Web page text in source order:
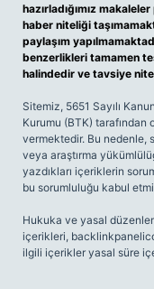
hazırladığımız
haber niteliği
paylaşım
benzerlikleri tamamen
halindedir ve tavsiye
Sitemiz, 5651 Sayılı
Kurumu (BTK) tarafından
vermektedir. Bu nedenle,
veya araştırma
yazdıkları içeriklerin
bu sorumluluğu kabul
Hukuka ve yasal
içerikleri,
ilgili içerikler yasal süre